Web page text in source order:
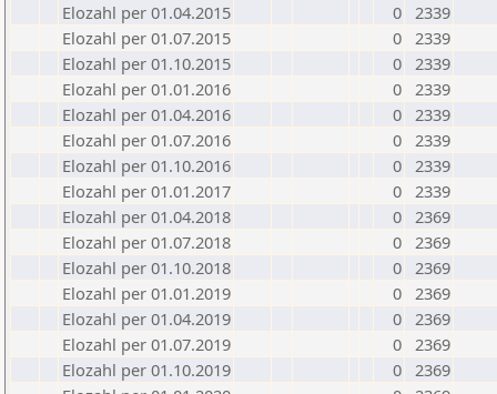
Elozahl per 01.04.2015
0 2339
Elozahl per 01.07.2015
0 2339
Elozahl per 01.10.2015
0 2339
Elozahl per 01.01.2016
0 2339
Elozahl per 01.04.2016
0 2339
Elozahl per 01.07.2016
0 2339
Elozahl per 01.10.2016
0 2339
Elozahl per 01.01.2017
0 2339
Elozahl per 01.04.2018
0 2369
Elozahl per 01.07.2018
0 2369
Elozahl per 01.10.2018
0 2369
Elozahl per 01.01.2019
0 2369
Elozahl per 01.04.2019
0 2369
Elozahl per 01.07.2019
0 2369
Elozahl per 01.10.2019
0 2369